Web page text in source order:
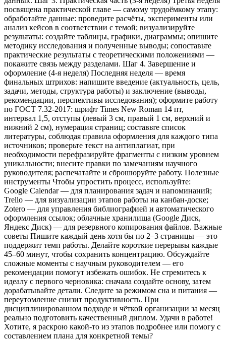
посвящена практической главе — самому трудоёмкому этапу:
обработайте данные: проведите расчёты, эксперименты или
анализ кейсов в соответствии с темой; визуализируйте
результаты: создайте таблицы, графики, диаграммы; опишите
методику исследования и полученные выводы; сопоставьте
практические результаты с теоретическими положениями —
покажите связь между разделами. Шаг 4. Завершение и
оформление (4‑я неделя) Последняя неделя — время
финальных штрихов: напишите введение (актуальность, цель,
задачи, методы, структура работы) и заключение (выводы,
рекомендации, перспективы исследования); оформите работу
по ГОСТ 7.32‑2017: шрифт Times New Roman 14 пт,
интервал 1,5, отступы (левый 3 см, правый 1 см, верхний и
нижний 2 см), нумерация страниц; составьте список
литературы, соблюдая правила оформления для каждого типа
источников; проверьте текст на антиплагиат, при
необходимости перефразируйте фрагменты с низким уровнем
уникальности; внесите правки по замечаниям научного
руководителя; распечатайте и сброшюруйте работу. Полезные
инструменты Чтобы упростить процесс, используйте:
Google Calendar — для планирования задач и напоминаний;
Trello — для визуализации этапов работы на канбан‑доске;
Zotero — для управления библиографией и автоматического
оформления ссылок; облачные хранилища (Google Диск,
Яндекс Диск) — для резервного копирования файлов. Важные
советы Пишите каждый день хотя бы по 2–3 страницы — это
поддержит темп работы. Делайте короткие перерывы каждые
45–60 минут, чтобы сохранить концентрацию. Обсуждайте
сложные моменты с научным руководителем — его
рекомендации помогут избежать ошибок. Не стремитесь к
идеалу с первого черновика: сначала создайте основу, затем
дорабатывайте детали. Следите за режимом сна и питания —
переутомление снизит продуктивность. При
дисциплинированном подходе и чёткой организации за месяц
реально подготовить качественный диплом. Удачи в работе!
Хотите, я раскрою какой‑то из этапов подробнее или помогу с
составлением плана для конкретной темы?